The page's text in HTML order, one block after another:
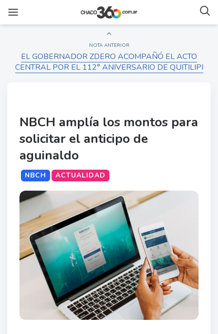
NOTA ANTERIOR
EL GOBERNADOR ZDERO ACOMPAÑÓ EL ACTO
CENTRAL POR EL 112° ANIVERSARIO DE QUITILIPI
NBCH amplía los montos para
solicitar el anticipo de
aguinaldo
NBCH ACTUALIDAD